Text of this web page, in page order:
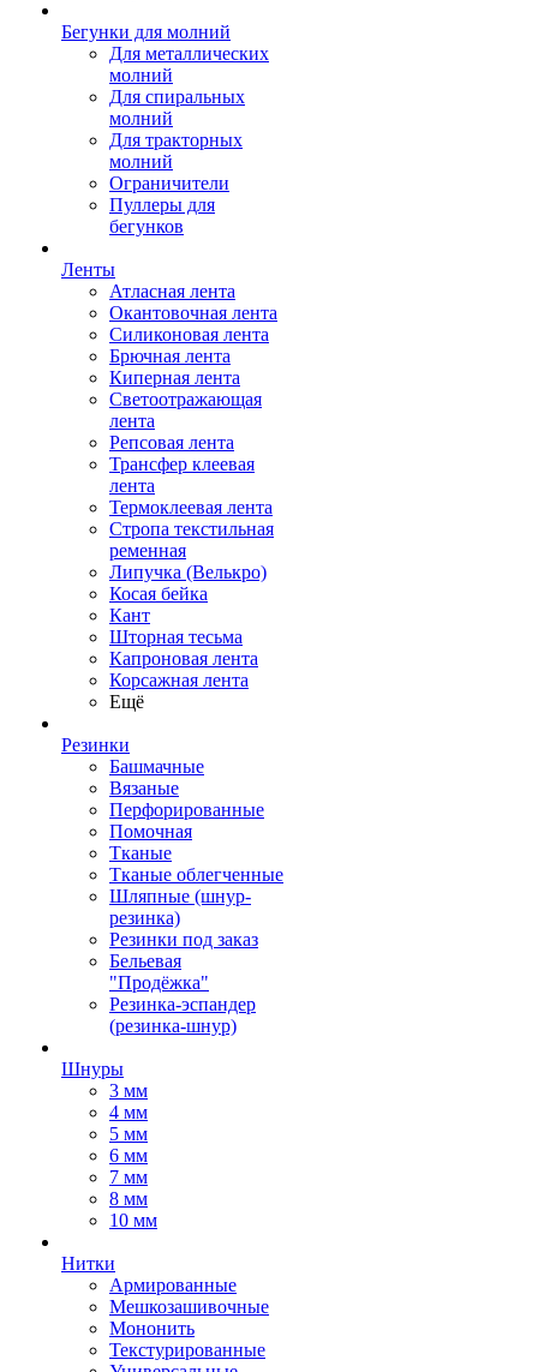
Бегунки для молний
Для металлических
молний
Для спиральных
молний
Для тракторных
молний
Ограничители
Пуллеры для
бегунков
Ленты
Атласная лента
Окантовочная лента
Силиконовая лента
Брючная лента
Киперная лента
Светоотражающая
лента
Репсовая лента
Трансфер клеевая
лента
Термоклеевая лента
Стропа текстильная
ременная
Липучка (Велькро)
Косая бейка
Кант
Шторная тесьма
Капроновая лента
Корсажная лента
Ещё
Резинки
Башмачные
Вязаные
Перфорированные
Помочная
Тканые
Тканые облегченные
Шляпные (шнур-
резинка)
Резинки под заказ
Бельевая
"Продёжка"
Резинка-эспандер
(резинка-шнур)
Шнуры
3 мм
4 мм
5 мм
6 мм
7 мм
8 мм
10 мм
Нитки
Армированные
Мешкозашивочные
Мононить
Текстурированные